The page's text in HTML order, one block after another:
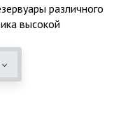
(даже в
отсутствие
различного
высокой
использования –